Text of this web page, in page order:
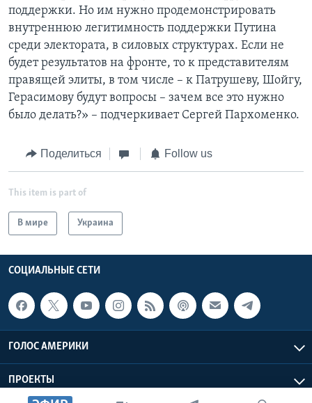
поддержки. Но им нужно продемонстрировать
внутреннюю легитимность поддержки Путина
среди электората, в силовых структурах. Если не
будет результатов на фронте, то к представителям
правящей элиты, в том числе – к Патрушеву, Шойгу,
Герасимову будут вопросы – зачем все это нужно
было делать?» – подчеркивает Сергей Пархоменко.
Поделиться Follow us
This item is part of
В мире Украина
СОЦИАЛЬНЫЕ СЕТИ
ГОЛОС АМЕРИКИ
ПРОЕКТЫ